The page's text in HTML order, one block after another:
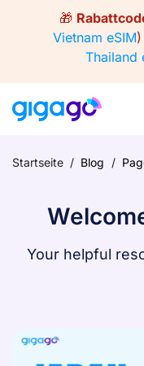
🎁
Vietnam eSIM)
Thailand
Startseite / Blog /
Your helpful